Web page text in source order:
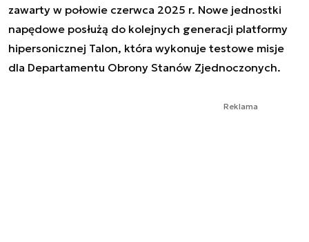
zawarty w połowie czerwca 2025 r. Nowe jednostki
napędowe posłużą do kolejnych generacji platformy
hipersonicznej Talon, która wykonuje testowe misje
dla Departamentu Obrony Stanów Zjednoczonych.
Reklama